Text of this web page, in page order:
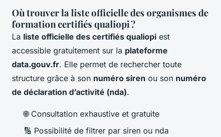
Où trouver la liste officielle des organismes de
formation certifiés qualiopi ?
La liste officielle des certifiés qualiopi est
accessible gratuitement sur la plateforme
data.gouv.fr. Elle permet de rechercher toute
structure grâce à son numéro siren ou son numéro
de déclaration d’activité (nda).
🌐 Consultation exhaustive et gratuite
🔢 Possibilité de filtrer par siren ou nda